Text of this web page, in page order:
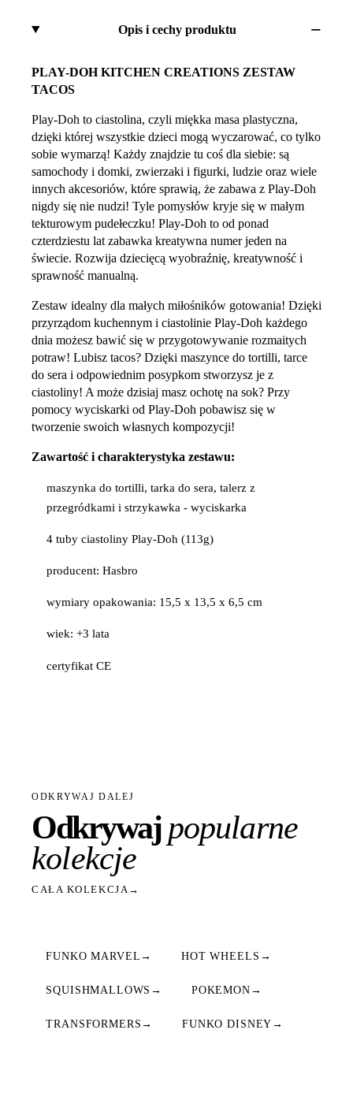
Opis i cechy produktu
PLAY-DOH KITCHEN CREATIONS ZESTAW
TACOS
Play-Doh to ciastolina, czyli miękka masa plastyczna,
dzięki której wszystkie dzieci mogą wyczarować, co tylko
sobie wymarzą! Każdy znajdzie tu coś dla siebie: są
samochody i domki, zwierzaki i figurki, ludzie oraz wiele
innych akcesoriów, które sprawią, że zabawa z Play-Doh
nigdy się nie nudzi! Tyle pomysłów kryje się w małym
tekturowym pudełeczku! Play-Doh to od ponad
czterdziestu lat zabawka kreatywna numer jeden na
świecie. Rozwija dziecięcą wyobraźnię, kreatywność i
sprawność manualną.
Zestaw idealny dla małych miłośników gotowania! Dzięki
przyrządom kuchennym i ciastolinie Play-Doh każdego
dnia możesz bawić się w przygotowywanie rozmaitych
potraw! Lubisz tacos? Dzięki maszynce do tortilli, tarce
do sera i odpowiednim posypkom stworzysz je z
ciastoliny! A może dzisiaj masz ochotę na sok? Przy
pomocy wyciskarki od Play-Doh pobawisz się w
tworzenie swoich własnych kompozycji!
Zawartość i charakterystyka zestawu:
maszynka do tortilli, tarka do sera, talerz z
przegródkami i strzykawka - wyciskarka
4 tuby ciastoliny Play-Doh (113g)
producent: Hasbro
wymiary opakowania: 15,5 x 13,5 x 6,5 cm
wiek: +3 lata
certyfikat CE
ODKRYWAJ DALEJ
Odkrywajpopularne
kolekcje
CAŁA KOLEKCJA →
FUNKO MARVEL → HOT WHEELS →
SQUISHMALLOWS → POKEMON →
TRANSFORMERS → FUNKO DISNEY →